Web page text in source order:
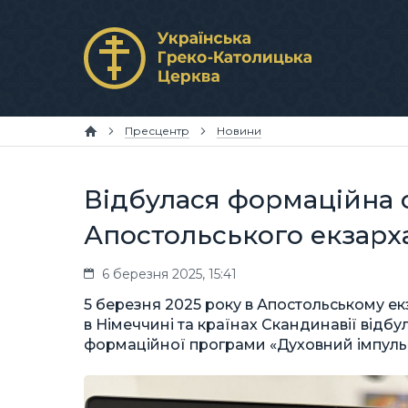
Пресцентр Новини
Відбулася формаційна
Апостольського
6 березня 2025, 15:41
5 березня 2025 року в Апостольському
в Німеччині та країнах Скандинавії
формаційної програми «Духовний